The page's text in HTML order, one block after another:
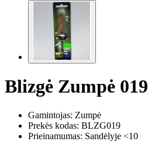
Blizgė Zumpė 019
Gamintojas: Zumpė
Prekės kodas: BLZG019
Prieinamumas: Sandėlyje <10